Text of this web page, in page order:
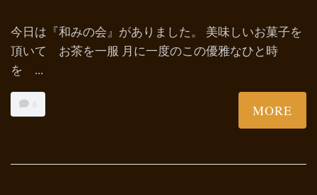
今日は『和みの会』がありました。 美味しいお菓子を
頂いて お茶を一服 月に一度のこの優雅なひと時
を ...
0 MORE